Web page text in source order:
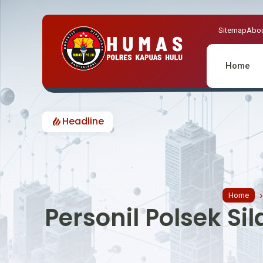
Sitemap
Home
Headline
Home
Personil Polsek